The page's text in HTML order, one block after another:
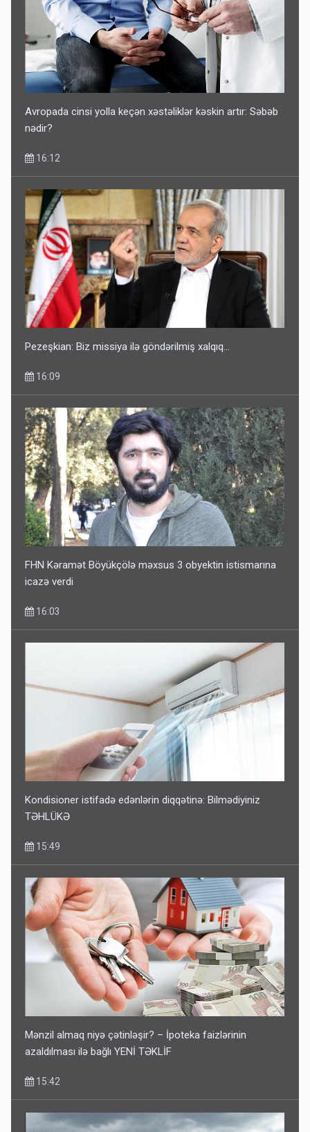
Avropada cinsi yolla keçən xəstəliklər kəskin artır: Səbəb
nədir?
16:12
Pezeşkian: Biz missiya ilə göndərilmiş xalqıq...
16:09
FHN Kəramət Böyükçölə məxsus 3 obyektin istismarına
icazə verdi
16:03
Kondisioner istifadə edənlərin diqqətinə: Bilmədiyiniz
TƏHLÜKƏ
15:49
Mənzil almaq niyə çətinləşir? – İpoteka faizlərinin
azaldılması ilə bağlı YENİ TƏKLİF
15:42